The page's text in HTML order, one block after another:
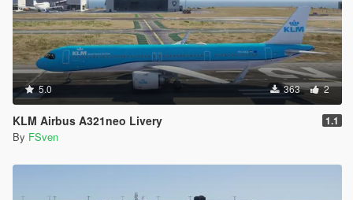
5.0 363 2
KLM Airbus A321neo Livery 1.1
By FSven